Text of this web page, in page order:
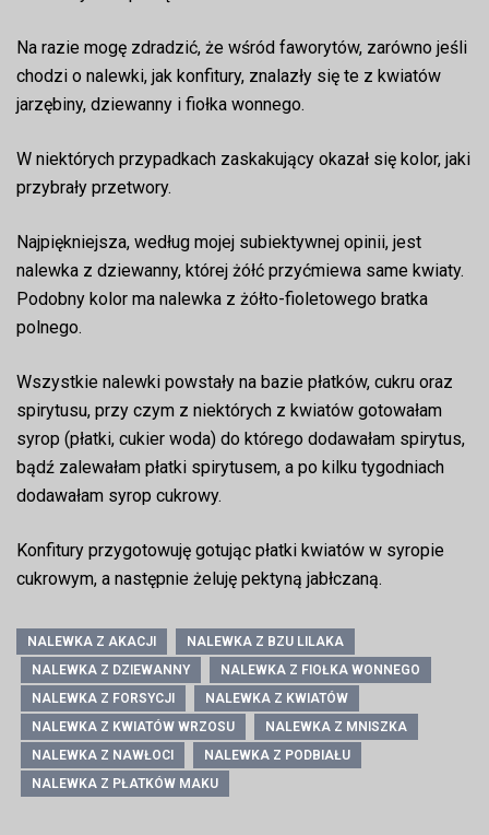
Na razie mogę zdradzić, że wśród faworytów, zarówno jeśli
chodzi o nalewki, jak konfitury, znalazły się te z kwiatów
jarzębiny, dziewanny i fiołka wonnego.
W niektórych przypadkach zaskakujący okazał się kolor, jaki
przybrały przetwory.
Najpiękniejsza, według mojej subiektywnej opinii, jest
nalewka z dziewanny, której żółć przyćmiewa same kwiaty.
Podobny kolor ma nalewka z żółto-fioletowego bratka
polnego.
Wszystkie nalewki powstały na bazie płatków, cukru oraz
spirytusu, przy czym z niektórych z kwiatów gotowałam
syrop (płatki, cukier woda) do którego dodawałam spirytus,
bądź zalewałam płatki spirytusem, a po kilku tygodniach
dodawałam syrop cukrowy.
Konfitury przygotowuję gotując płatki kwiatów w syropie
cukrowym, a następnie żeluję pektyną jabłczaną.
NALEWKA Z AKACJI
NALEWKA Z BZU LILAKA
NALEWKA Z DZIEWANNY
NALEWKA Z FIOŁKA WONNEGO
NALEWKA Z FORSYCJI
NALEWKA Z KWIATÓW
NALEWKA Z KWIATÓW WRZOSU
NALEWKA Z MNISZKA
NALEWKA Z NAWŁOCI
NALEWKA Z PODBIAŁU
NALEWKA Z PŁATKÓW MAKU